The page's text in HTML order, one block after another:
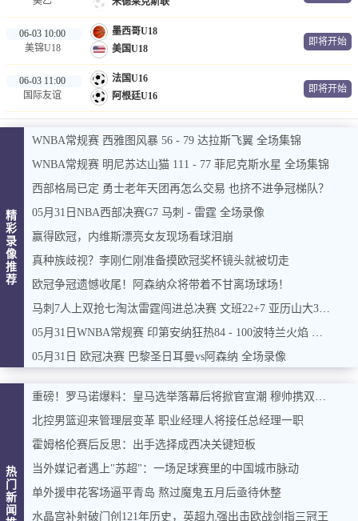
06-03 10:00
美锦U18
墨西哥U18
美国U18
即将开始
06-03 11:00
国际友谊
法国U16
阿根廷U16
即将开始
精
彩
录
像
推
荐
WNBA常规赛 西雅图风暴 56 - 79 达拉斯飞翼 全场集锦
WNBA常规赛 明尼苏达山猫 111 - 77 菲尼克斯水星 全场集锦
西部格局已定 勇士老年天团再怎么交易 也挤不进争冠梯队？
05月31日NBA西部决赛G7 马刺 - 雷霆 全场录像
赢得欧冠，内维斯漂亮女友现场看球泪崩
真种族歧视？李刚仁刚准备摸欧冠奖杯镜头就被切走
欧冠争冠遗憾收尾！阿森纳众将带着不甘离场球场！
马刺7人上双抢七淘汰雷霆闯进总决赛 文班22+7 亚历山大35+9
05月31日WNBA常规赛 印第安纳狂热84 - 100波特兰火焰 全场集锦
05月31日 欧冠决赛 巴黎圣日耳曼vs阿森纳 全场录像
热
门
新
闻
重磅！罗马诺爆料：皇马选举落幕后将掀官宣潮 穆帅携双星加盟在即
北控男篮迎来管理层变革 职业经理人将接任总经理一职
霍姆格伦赛后反思：出手选择成西决关键短板
当外媒记者遇上"苏超"：一场足球赛里的中国城市脉动
单外援申花客场逼平青岛 熬过魔鬼五月后亟待休整
水晶宫补射破门创121年历史，英超九强出击欧战剑指三冠王